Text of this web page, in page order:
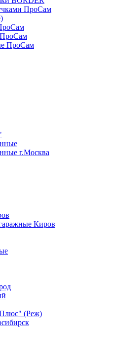
ПроСам
ПроСам
ПроСам
г.Москва
Киров
(Реж)